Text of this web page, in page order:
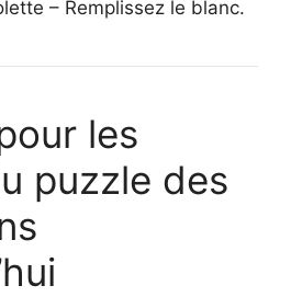
– Remplissez le blanc.
les
puzzle des